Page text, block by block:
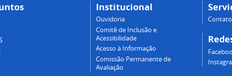
Institucional
Ouvidoria
Comitê de Inclusão e
Acessibilidade
Acesso à Informação
Comissão Permanente de
Avaliação
Contato